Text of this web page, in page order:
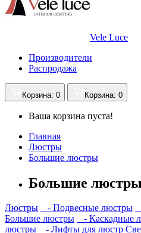
Vele Luce
Производители
Распродажа
Корзина: 0 Корзина: 0
Ваша корзина пуста!
Главная
Люстры
Большие люстры
Большие
Люстры - Подвесные люстры
Большие люстры
- Каскадные
люстры
- Лифты для люстр